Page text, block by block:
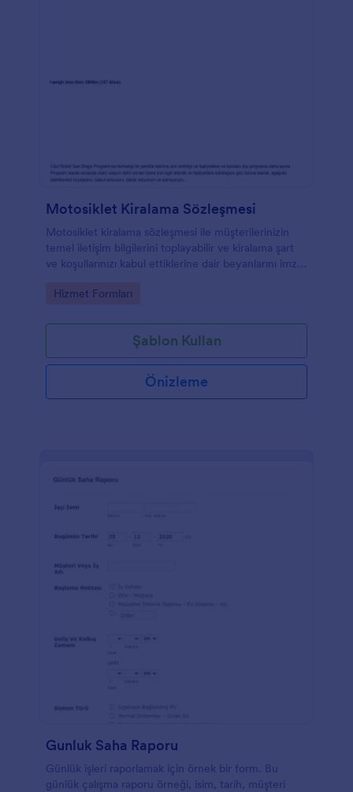
Motosiklet Kiralama Sözleşmesi
Motosiklet kiralama sözleşmesi ile müşterilerinizin
temel iletişim bilgilerini toplayabilir ve kiralama şart
ve koşullarınızı kabul ettiklerine dair beyanlarını imzalı
Go to Category:
Hizmet Formları
Şablon Kullan
Önizleme
Gunluk Saha Raporu
Günlük işleri raporlamak için örnek bir form. Bu
günlük çalışma raporu örneği, isim, tarih, müşteri